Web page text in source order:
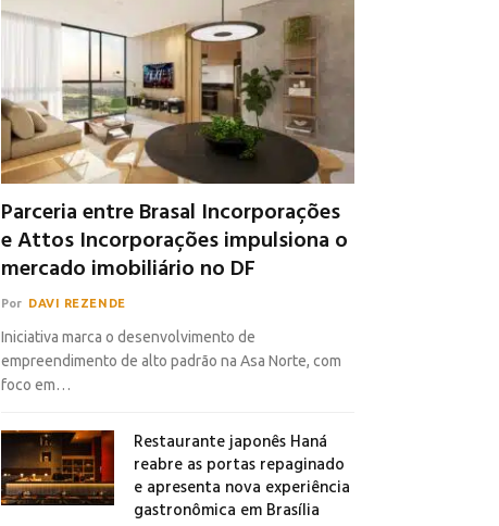
Parceria entre Brasal Incorporações
e Attos Incorporações impulsiona o
mercado imobiliário no DF
Por DAVI REZENDE
Iniciativa marca o desenvolvimento de
empreendimento de alto padrão na Asa Norte, com
foco em…
Restaurante japonês Haná
reabre as portas repaginado
e apresenta nova experiência
gastronômica em Brasília